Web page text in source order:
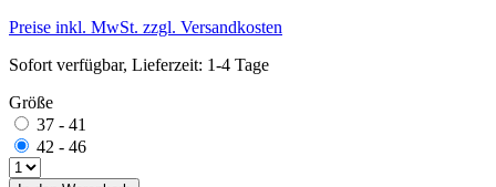
Preise inkl. MwSt. zzgl. Versandkosten
Sofort verfügbar, Lieferzeit: 1-4 Tage
Größe
37 - 41
42 - 46